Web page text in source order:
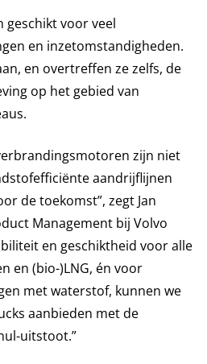
geschikt voor veel
en inzetomstandigheden.
en overtreffen ze zelfs, de
op het gebied van
zijn niet
aandrijflijnen
de toekomst”, zegt Jan
Management bij Volvo
en geschiktheid voor alle
en (bio-)LNG, én voor
met waterstof, kunnen we
aanbieden met de
uitstoot.”